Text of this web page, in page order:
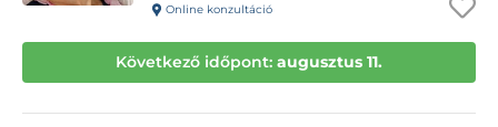
Online konzultáció
Következő időpont: augusztus 11.